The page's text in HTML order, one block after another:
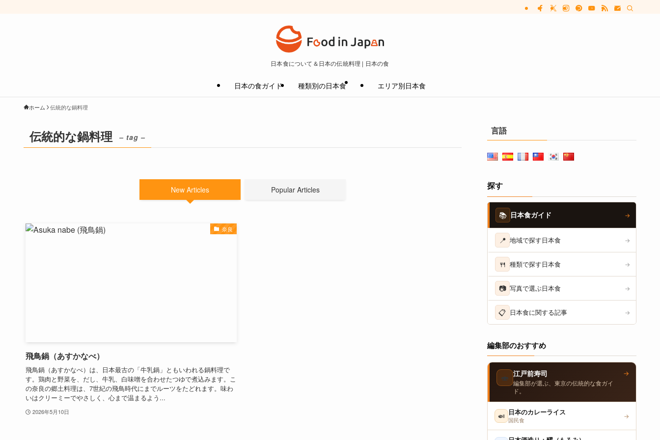
日本食について＆日本の伝統料理 | 日本の食
日本の食ガイド 種類別の日本食 エリア別日本食
ホーム 伝統的な鍋料理
伝統的な鍋料理 – tag –
New Articles Popular Articles
奈良
飛鳥鍋（あすかなべ）
飛鳥鍋（あすかなべ）は、日本最古の「牛乳鍋」ともいわれる鍋料理で
す。鶏肉と野菜を、だし、牛乳、白味噌を合わせたつゆで煮込みます。こ
の奈良の郷土料理は、7世紀の飛鳥時代にまでルーツをたどれます。味わ
いはクリーミーでやさしく、心まで温まるよう...
2026年5月10日
言語
探す
📚 日本食ガイド →
📍 地域で探す日本食 →
🍴 種類で探す日本食 →
📷 写真で選ぶ日本食 →
📋 日本食に関する記事 →
編集部のおすすめ
🍣 江戸前寿司
編集部が選ぶ、東京の伝統的な食ガイ
ド。
→
🍛 日本のカレーライス
国民食
→